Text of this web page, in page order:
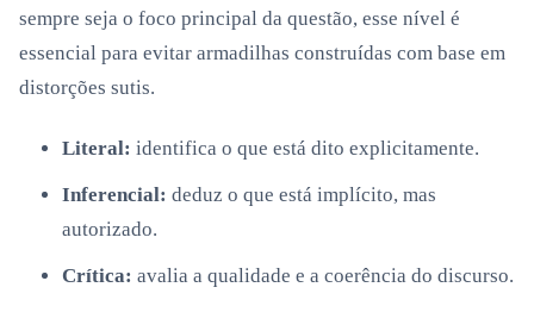
sempre seja o foco principal da questão, esse nível é
essencial para evitar armadilhas construídas com base em
distorções sutis.
Literal: identifica o que está dito explicitamente.
Inferencial: deduz o que está implícito, mas
autorizado.
Crítica: avalia a qualidade e a coerência do discurso.